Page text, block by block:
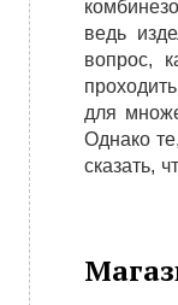
ведь
вопрос,
для
Однако
сказать,
Детская